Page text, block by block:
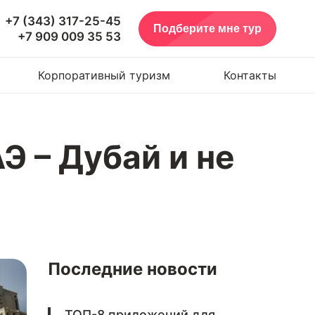
+7 (343) 317-25-45
+7 909 009 35 53
Подберите мне тур
Корпоративный туризм Контакты
– Дубай и не
Последние новости